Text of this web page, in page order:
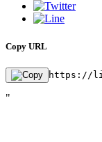
Copy URL
https://
"